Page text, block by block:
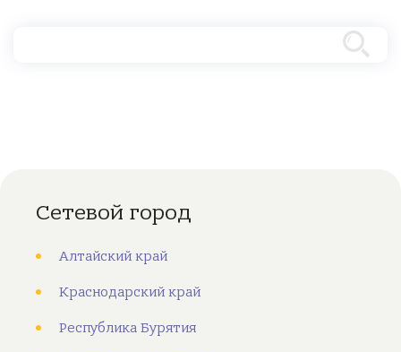
Сетевой город
Алтайский край
Краснодарский край
Республика Бурятия